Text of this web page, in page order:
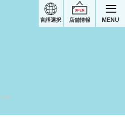
店舗情報
言語選択 MENU
績